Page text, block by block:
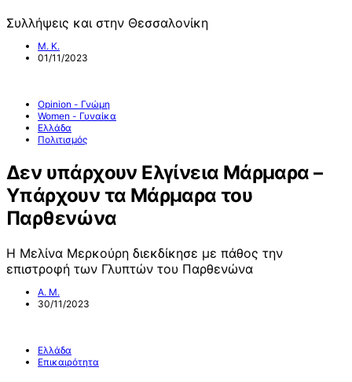
Συλλήψεις και στην Θεσσαλονίκη
Μ. Κ.
01/11/2023
Opinion - Γνώμη
Women - Γυναίκα
Ελλάδα
Πολιτισμός
Δεν υπάρχουν Ελγίνεια Μάρμαρα –
Υπάρχουν τα Μάρμαρα του
Παρθενώνα
Η Μελίνα Μερκούρη διεκδίκησε με πάθος την
επιστροφή των Γλυπτών του Παρθενώνα
Α. Μ.
30/11/2023
Ελλάδα
Επικαιρότητα